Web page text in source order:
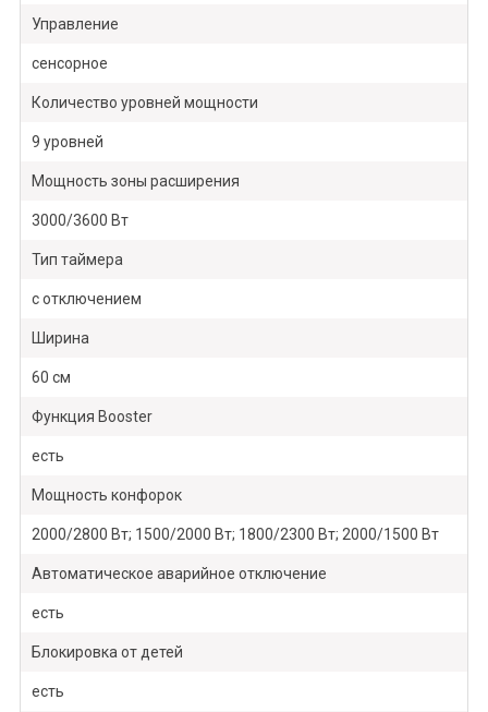
Управление
сенсорное
Количество уровней мощности
9 уровней
Мощность зоны расширения
3000/3600 Вт
Тип таймера
с отключением
Ширина
60 см
Функция Booster
есть
Мощность конфорок
2000/2800 Вт; 1500/2000 Вт; 1800/2300 Вт; 2000/1500 Вт
Автоматическое аварийное отключение
есть
Блокировка от детей
есть